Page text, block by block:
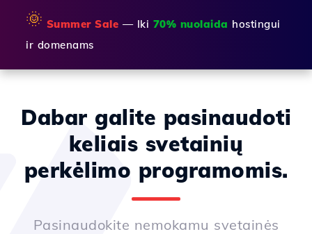
🌞 Summer Sale — Iki 70% nuolaida hostingui
ir domenams
Dabar galite pasinaudoti
keliais svetainių
perkėlimo programomis.
Pasinaudokite nemokamu svetainės